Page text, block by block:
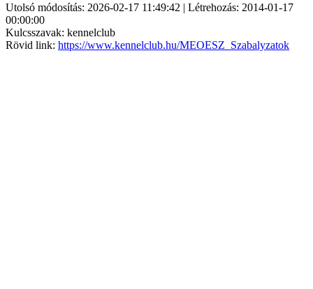
Utolsó módosítás: 2026-02-17 11:49:42 | Létrehozás: 2014-01-17
00:00:00
Kulcsszavak: kennelclub
Rövid link: https://www.kennelclub.hu/MEOESZ_Szabalyzatok